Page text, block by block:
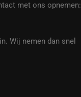
met ons opnemen:
Wij nemen dan snel